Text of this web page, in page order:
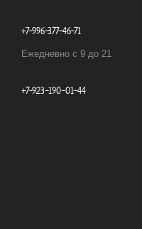
+7-996-377-46-71
Ежедневно с 9 до 21
+7-923-190-01-44